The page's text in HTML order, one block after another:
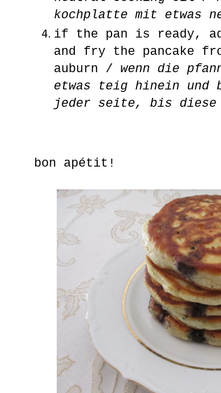
kochplatte mit etwas
if the pan is ready,
and fry the pancake
auburn / wenn die
etwas teig hinein und
jeder seite, bis
bon apétit!